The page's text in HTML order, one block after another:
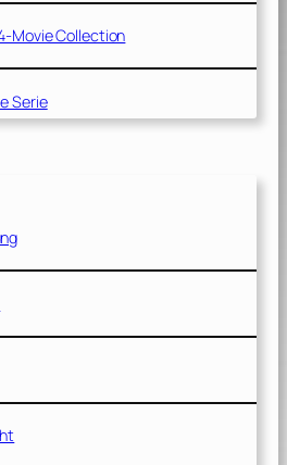
Movie Collection
Serie